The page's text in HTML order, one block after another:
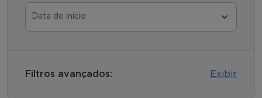
Filtros avançados: Exibir